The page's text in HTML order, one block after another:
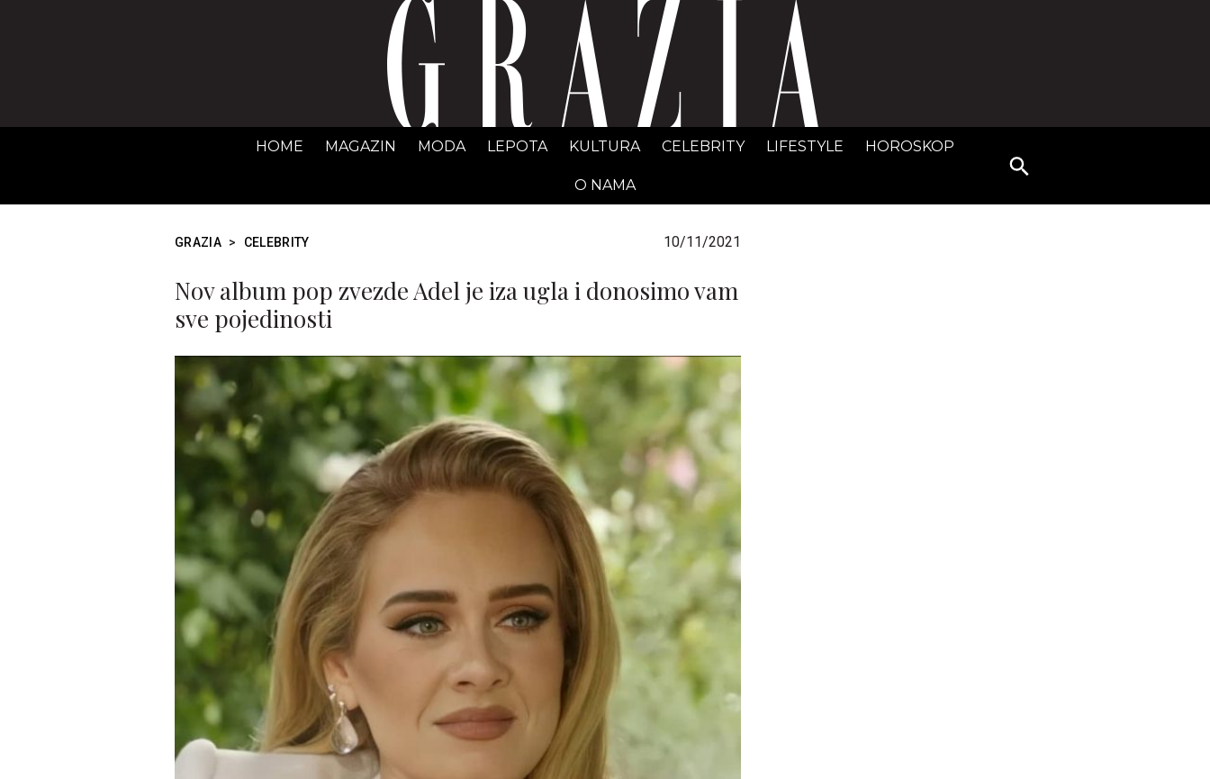
GRAZIA Srbija
HOME MAGAZIN MODA LEPOTA KULTURA CELEBRITY LIFESTYLE HOROSKOP
O NAMA
Search
for:
GRAZIA > CELEBRITY 10/11/2021
Nov album pop zvezde Adel je iza ugla i donosimo vam
sve pojedinosti